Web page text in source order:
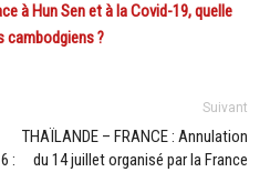
à Hun Sen et à la Covid-19, quelle
cambodgiens ?
:
Suivant
THAÏLANDE – FRANCE : Annulation
du 14 juillet organisé par la France